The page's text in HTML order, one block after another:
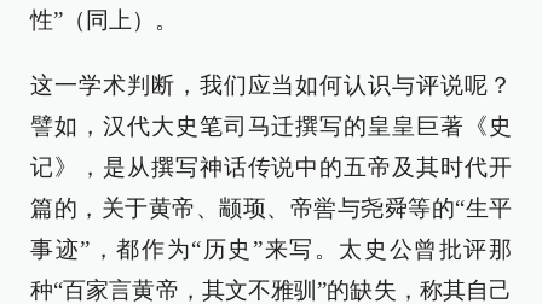
性”（同上）。
这一学术判断，我们应当如何认识与评说呢？
譬如，汉代大史笔司马迁撰写的皇皇巨著《史
记》，是从撰写神话传说中的五帝及其时代开
篇的，关于黄帝、颛顼、帝喾与尧舜等的“生平
事迹”，都作为“历史”来写。太史公曾批评那
种“百家言黄帝，其文不雅驯”的缺失，称其自己